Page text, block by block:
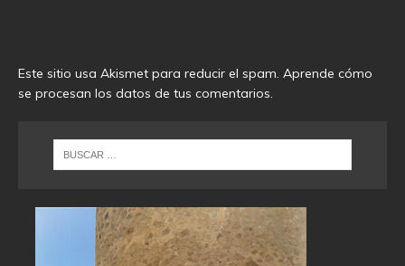
Este sitio usa Akismet para reducir el spam. Aprende cómo
se procesan los datos de tus comentarios.